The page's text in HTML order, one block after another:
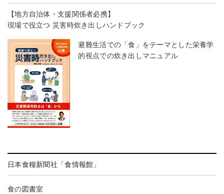
【地方自治体・支援関係者必携】
現場で役立つ 災害時炊き出しハンドブック
避難生活での「食」をテーマとした栄養学
的視点での炊き出しマニュアル
日本食糧新聞社「食情報館」
食の図書室